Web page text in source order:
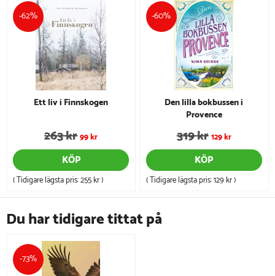
-62%
Ett liv i Finnskogen
263 kr99 kr
KÖP
( Tidigare lägsta pris:255 kr)
-60%
Den lilla bokbussen i
Provence
319 kr 129 kr
KÖP
( Tidigare lägsta pris:129 kr)
Du har tidigare tittat på
-73%